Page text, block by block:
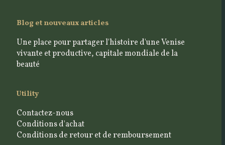
Blog et nouveaux articles
Une place pour partager l'histoire d'une Venise
vivante et productive, capitale mondiale de la
beauté
Utility
Contactez-nous
Conditions d'achat
Conditions de retour et de remboursement